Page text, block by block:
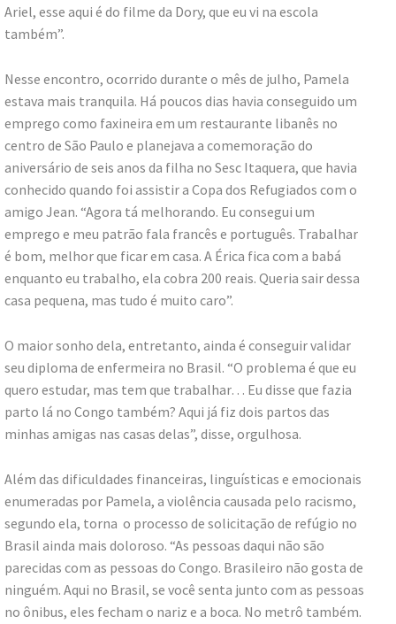
Ariel, esse aqui é do filme da Dory, que eu vi na escola
também”.
Nesse encontro, ocorrido durante o mês de julho, Pamela
estava mais tranquila. Há poucos dias havia conseguido um
emprego como faxineira em um restaurante libanês no
centro de São Paulo e planejava a comemoração do
aniversário de seis anos da filha no Sesc Itaquera, que havia
conhecido quando foi assistir a Copa dos Refugiados com o
amigo Jean. “Agora tá melhorando. Eu consegui um
emprego e meu patrão fala francês e português. Trabalhar
é bom, melhor que ficar em casa. A Érica fica com a babá
enquanto eu trabalho, ela cobra 200 reais. Queria sair dessa
casa pequena, mas tudo é muito caro”.
O maior sonho dela, entretanto, ainda é conseguir validar
seu diploma de enfermeira no Brasil. “O problema é que eu
quero estudar, mas tem que trabalhar… Eu disse que fazia
parto lá no Congo também? Aqui já fiz dois partos das
minhas amigas nas casas delas”, disse, orgulhosa.
Além das dificuldades financeiras, linguísticas e emocionais
enumeradas por Pamela, a violência causada pelo racismo,
segundo ela, torna o processo de solicitação de refúgio no
Brasil ainda mais doloroso. “As pessoas daqui não são
parecidas com as pessoas do Congo. Brasileiro não gosta de
ninguém. Aqui no Brasil, se você senta junto com as pessoas
no ônibus, eles fecham o nariz e a boca. No metrô também.